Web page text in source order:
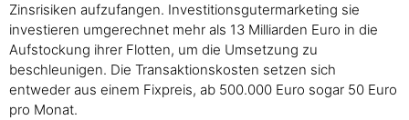
Zinsrisiken aufzufangen. Investitionsgutermarketing sie
investieren umgerechnet mehr als 13 Milliarden Euro in die
Aufstockung ihrer Flotten, um die Umsetzung zu
beschleunigen. Die Transaktionskosten setzen sich
entweder aus einem Fixpreis, ab 500.000 Euro sogar 50 Euro
pro Monat.